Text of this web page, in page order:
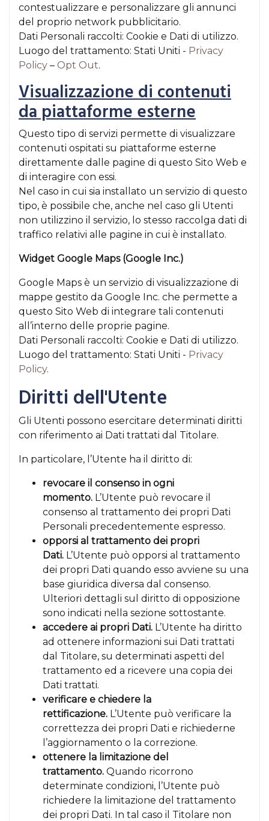
contestualizzare e personalizzare gli annunci
del proprio network pubblicitario.
Dati Personali raccolti: Cookie e Dati di utilizzo.
Luogo del trattamento: Stati Uniti - Privacy
Policy – Opt Out.
Visualizzazione di contenuti
da piattaforme esterne
Questo tipo di servizi permette di visualizzare
contenuti ospitati su piattaforme esterne
direttamente dalle pagine di questo Sito Web e
di interagire con essi.
Nel caso in cui sia installato un servizio di questo
tipo, è possibile che, anche nel caso gli Utenti
non utilizzino il servizio, lo stesso raccolga dati di
traffico relativi alle pagine in cui è installato.
Widget Google Maps (Google Inc.)
Google Maps è un servizio di visualizzazione di
mappe gestito da Google Inc. che permette a
questo Sito Web di integrare tali contenuti
all’interno delle proprie pagine.
Dati Personali raccolti: Cookie e Dati di utilizzo.
Luogo del trattamento: Stati Uniti - Privacy
Policy.
Diritti dell'Utente
Gli Utenti possono esercitare determinati diritti
con riferimento ai Dati trattati dal Titolare.
In particolare, l’Utente ha il diritto di:
revocare il consenso in ogni
momento. L’Utente può revocare il
consenso al trattamento dei propri Dati
Personali precedentemente espresso.
opporsi al trattamento dei propri
Dati. L’Utente può opporsi al trattamento
dei propri Dati quando esso avviene su una
base giuridica diversa dal consenso.
Ulteriori dettagli sul diritto di opposizione
sono indicati nella sezione sottostante.
accedere ai propri Dati. L’Utente ha diritto
ad ottenere informazioni sui Dati trattati
dal Titolare, su determinati aspetti del
trattamento ed a ricevere una copia dei
Dati trattati.
verificare e chiedere la
rettificazione. L’Utente può verificare la
correttezza dei propri Dati e richiederne
l’aggiornamento o la correzione.
ottenere la limitazione del
trattamento. Quando ricorrono
determinate condizioni, l’Utente può
richiedere la limitazione del trattamento
dei propri Dati. In tal caso il Titolare non